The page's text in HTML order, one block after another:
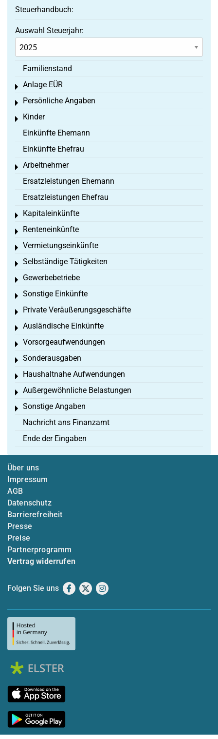
Steuerhandbuch:
Auswahl Steuerjahr:
Familienstand
Anlage EÜR
Toggle menu
Persönliche Angaben
Toggle menu
Kinder
Toggle menu
Einkünfte Ehemann
Einkünfte Ehefrau
Arbeitnehmer
Toggle menu
Ersatzleistungen Ehemann
Ersatzleistungen Ehefrau
Kapitaleinkünfte
Toggle menu
Renteneinkünfte
Toggle menu
Vermietungseinkünfte
Toggle menu
Selbständige Tätigkeiten
Toggle menu
Gewerbebetriebe
Toggle menu
Sonstige Einkünfte
Toggle menu
Private Veräußerungsgeschäfte
Toggle menu
Ausländische Einkünfte
Toggle menu
Vorsorgeaufwendungen
Toggle menu
Sonderausgaben
Toggle menu
Haushaltnahe Aufwendungen
Toggle menu
Außergewöhnliche Belastungen
Toggle menu
Sonstige Angaben
Toggle menu
Nachricht ans Finanzamt
Ende der Eingaben
Über uns
Impressum
AGB
Datenschutz
Barrierefreiheit
Presse
Preise
Partnerprogramm
Vertrag widerrufen
Folgen Sie uns Facebook
X Instagram